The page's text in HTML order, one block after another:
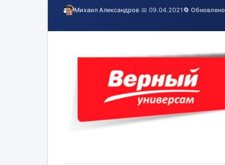
Михаил Александров·📅 09.04.2021🔄 Обновлено